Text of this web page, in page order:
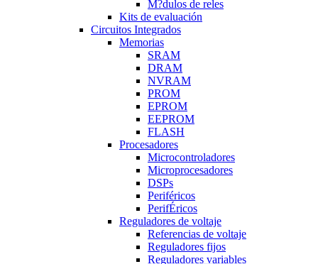
M?dulos de reles
Kits de evaluación
Circuitos Integrados
Memorias
SRAM
DRAM
NVRAM
PROM
EPROM
EEPROM
FLASH
Procesadores
Microcontroladores
Microprocesadores
DSPs
Periféricos
PerifÉricos
Reguladores de voltaje
Referencias de voltaje
Reguladores fijos
Reguladores variables